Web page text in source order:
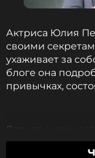
Актриса Юлия
своими
ухаживает за
блоге она
привычках,
Вот что